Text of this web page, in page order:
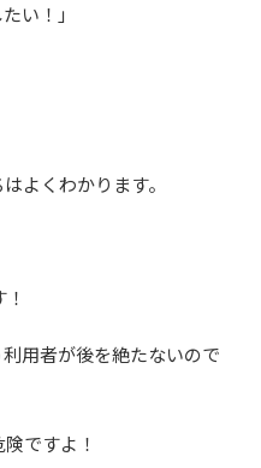
い！」
よくわかります。
用者が後を絶たないので
ですよ！